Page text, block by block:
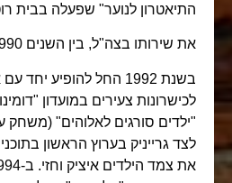
התיאטרון לנוער" שפעלה בבית
את שירותו בצה"ל, בין השנים 1990–1993, עשה בלהקת פיקוד מרכז.
בשנת 1992 החל
לכישרונות צעירים במועדון
לצד גרייניק בערוץ הראשון